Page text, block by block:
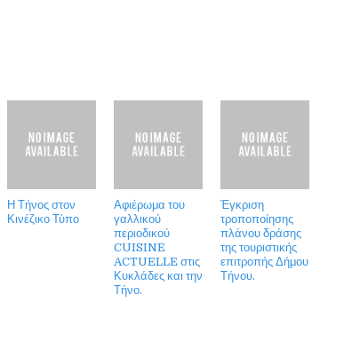
Η Τήνος στον
Κινέζικο Τύπο
Αφιέρωμα του
γαλλικού
περιοδικού
CUISINE
ACTUELLE στις
Κυκλάδες και την
Τήνο.
Έγκριση
τροποποίησης
πλάνου δράσης
της τουριστικής
επιτροπής Δήμου
Τήνου.